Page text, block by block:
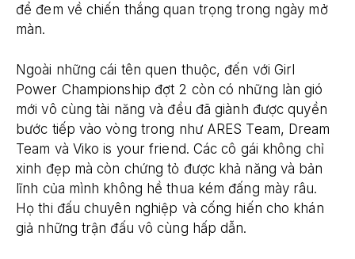
để đem về chiến thắng quan trọng trong ngày mở
màn.
Ngoài những cái tên quen thuộc, đến với Girl
Power Championship đợt 2 còn có những làn gió
mới vô cùng tài năng và đều đã giành được quyền
bước tiếp vào vòng trong như ARES Team, Dream
Team và Viko is your friend. Các cô gái không chỉ
xinh đẹp mà còn chứng tỏ được khả năng và bản
lĩnh của mình không hề thua kém đấng mày râu.
Họ thi đấu chuyên nghiệp và cống hiến cho khán
giả những trận đấu vô cùng hấp dẫn.